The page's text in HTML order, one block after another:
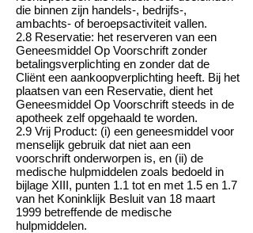
die binnen zijn handels-, bedrijfs-,
ambachts- of beroepsactiviteit vallen.
2.8 Reservatie: het reserveren van een
Geneesmiddel Op Voorschrift zonder
betalingsverplichting en zonder dat de
Cliënt een aankoopverplichting heeft. Bij het
plaatsen van een Reservatie, dient het
Geneesmiddel Op Voorschrift steeds in de
apotheek zelf opgehaald te worden.
2.9 Vrij Product: (i) een geneesmiddel voor
menselijk gebruik dat niet aan een
voorschrift onderworpen is, en (ii) de
medische hulpmiddelen zoals bedoeld in
bijlage XIII, punten 1.1 tot en met 1.5 en 1.7
van het Koninklijk Besluit van 18 maart
1999 betreffende de medische
hulpmiddelen.